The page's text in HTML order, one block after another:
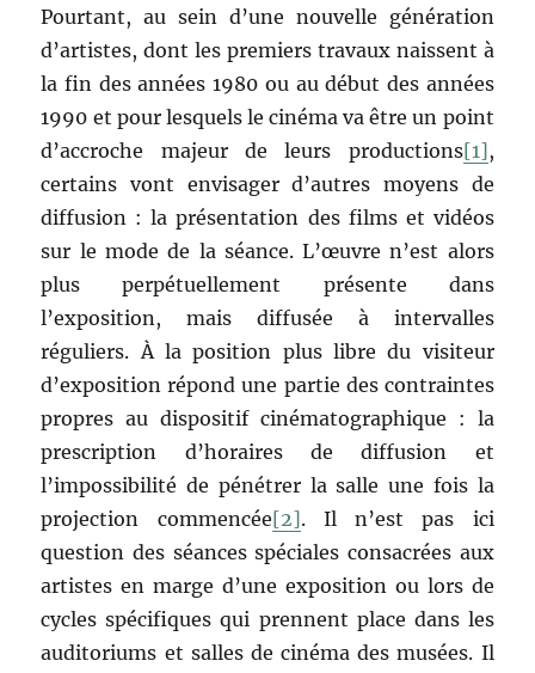
Pourtant, au sein d’une nouvelle génération
d’artistes, dont les premiers travaux naissent à
la fin des années 1980 ou au début des années
1990 et pour lesquels le cinéma va être un point
d’accroche majeur de leurs productions[1],
certains vont envisager d’autres moyens de
diffusion : la présentation des films et vidéos
sur le mode de la séance. L’œuvre n’est alors
plus perpétuellement présente dans
l’exposition, mais diffusée à intervalles
réguliers. À la position plus libre du visiteur
d’exposition répond une partie des contraintes
propres au dispositif cinématographique : la
prescription d’horaires de diffusion et
l’impossibilité de pénétrer la salle une fois la
projection commencée[2]. Il n’est pas ici
question des séances spéciales consacrées aux
artistes en marge d’une exposition ou lors de
cycles spécifiques qui prennent place dans les
auditoriums et salles de cinéma des musées. Il